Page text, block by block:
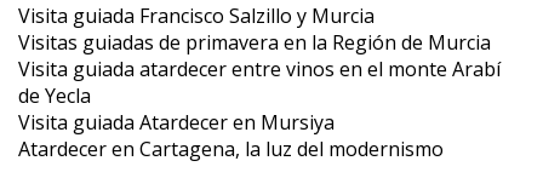
Visita guiada Francisco Salzillo y Murcia
Visitas guiadas de primavera en la Región de Murcia
Visita guiada atardecer entre vinos en el monte Arabí
de Yecla
Visita guiada Atardecer en Mursiya
Atardecer en Cartagena, la luz del modernismo